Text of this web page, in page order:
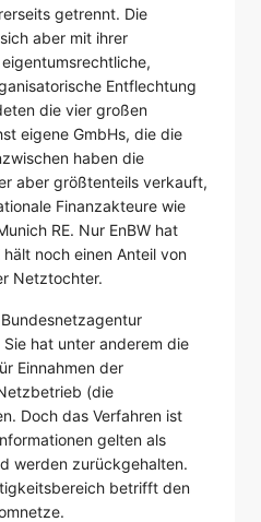
getrennt. Die
aber mit ihrer
Entflechtung
die vier großen
eigene GmbHs, die die
haben die
aber größtenteils verkauft,
Finanzakteure wie
RE. Nur EnBW hat
noch einen Anteil von
Netztochter.
hat unter anderem die
Einnahmen der
(die
Doch das Verfahren ist
gelten als
werden zurückgehalten.
betrifft den